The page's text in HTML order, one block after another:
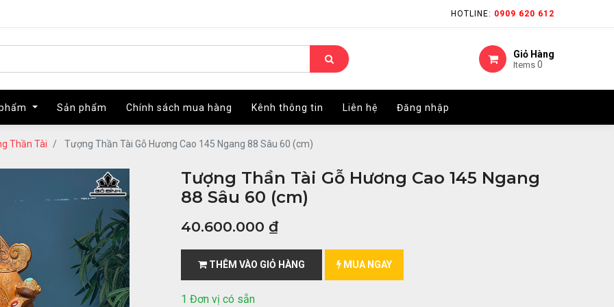
HOTLINE: 0909 620 612
Giỏ Hàng
Items 0
Sản phẩm Chính sách mua hàng Kênh thông tin Liên hệ Đăng nhập
HOTLINE: 0909 620 612
Giỏ Hàng
Items 0
Sản phẩm Chính sách mua hàng Kênh thông tin Liên hệ Đăng nhập
Thần Tài Tượng Thần Tài Gỗ Hương Cao 145 Ngang 88 Sâu 60 (cm)
Tượng Thần Tài Gỗ Hương Cao 145 Ngang
88 Sâu 60 (cm)
40.600.000 ₫
THÊM VÀO GIỎ HÀNG MUA NGAY
1 Đơn vị có sẵn